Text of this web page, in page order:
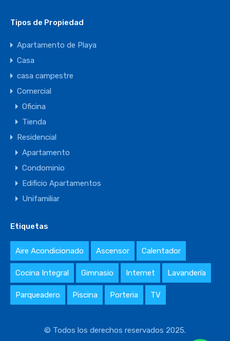
Tipos de Propiedad
Apartamento de Playa
Casa
casa campestre
Comercial
Oficina
Tienda
Residencial
Apartamento
Condominio
Edificio Apartamentos
Unifamiliar
Etiquetas
Aire Acondicionado Ascensor Calentador
Cocina Integral Gimnasio Internet Lavandería
Parqueadero Piscina Porteria TV
© Todos los derechos reservados 2025.